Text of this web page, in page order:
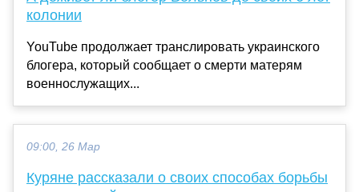
колонии
YouTube продолжает транслировать украинского
блогера, который сообщает о смерти матерям
военнослужащих...
09:00, 26 Мар
Куряне рассказали о своих способах борьбы